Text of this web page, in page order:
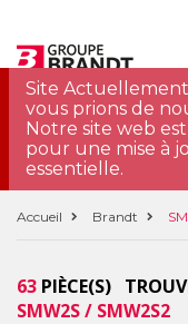
Site
vous prions de
Notre site web
pour une mise à
essentielle.
Accueil Brandt
63 PIÈCE(S)
SMW2S / SMW2S2